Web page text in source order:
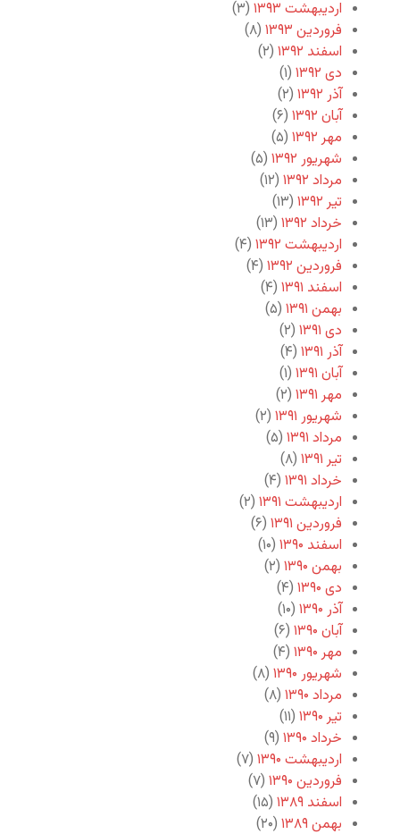
اردیبهشت ۱۳۹۳
(۳)
فروردین ۱۳۹۳
(۸)
اسفند ۱۳۹۲
(۲)
دی ۱۳۹۲
(۱)
آذر ۱۳۹۲
(۲)
آبان ۱۳۹۲
(۶)
مهر ۱۳۹۲
(۵)
شهریور ۱۳۹۲
(۵)
مرداد ۱۳۹۲
(۱۲)
تیر ۱۳۹۲
(۱۳)
خرداد ۱۳۹۲
(۱۳)
اردیبهشت ۱۳۹۲
(۴)
فروردین ۱۳۹۲
(۴)
اسفند ۱۳۹۱
(۴)
بهمن ۱۳۹۱
(۵)
دی ۱۳۹۱
(۲)
آذر ۱۳۹۱
(۴)
آبان ۱۳۹۱
(۱)
مهر ۱۳۹۱
(۲)
شهریور ۱۳۹۱
(۲)
مرداد ۱۳۹۱
(۵)
تیر ۱۳۹۱
(۸)
خرداد ۱۳۹۱
(۴)
اردیبهشت ۱۳۹۱
(۲)
فروردین ۱۳۹۱
(۶)
اسفند ۱۳۹۰
(۱۰)
بهمن ۱۳۹۰
(۲)
دی ۱۳۹۰
(۴)
آذر ۱۳۹۰
(۱۰)
آبان ۱۳۹۰
(۶)
مهر ۱۳۹۰
(۴)
شهریور ۱۳۹۰
(۸)
مرداد ۱۳۹۰
(۸)
تیر ۱۳۹۰
(۱۱)
خرداد ۱۳۹۰
(۹)
اردیبهشت ۱۳۹۰
(۷)
فروردین ۱۳۹۰
(۷)
اسفند ۱۳۸۹
(۱۵)
بهمن ۱۳۸۹
(۲۰)